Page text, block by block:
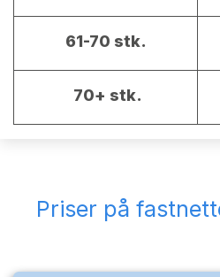
61-70 stk.
70+ stk.
Priser på